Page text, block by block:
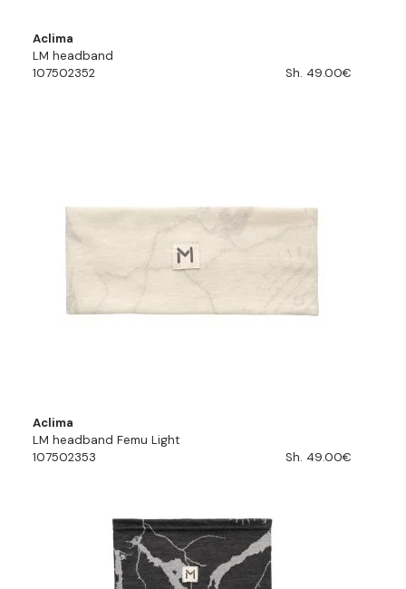
Aclima
LM headband
107502352
Sh. 49.00€
Aclima
LM headband Femu Light
107502353
Sh. 49.00€